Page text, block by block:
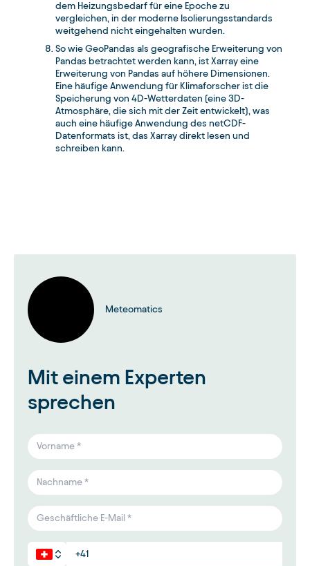
dem Heizungsbedarf für eine Epoche zu
vergleichen, in der moderne Isolierungsstandards
weitgehend nicht eingehalten wurden.
So wie GeoPandas als geografische Erweiterung von
Pandas betrachtet werden kann, ist Xarray eine
Erweiterung von Pandas auf höhere Dimensionen.
Eine häufige Anwendung für Klimaforscher ist die
Speicherung von 4D-Wetterdaten (eine 3D-
Atmosphäre, die sich mit der Zeit entwickelt), was
auch eine häufige Anwendung des netCDF-
Datenformats ist, das Xarray direkt lesen und
schreiben kann.
Meteomatics
Mit einem Experten
sprechen